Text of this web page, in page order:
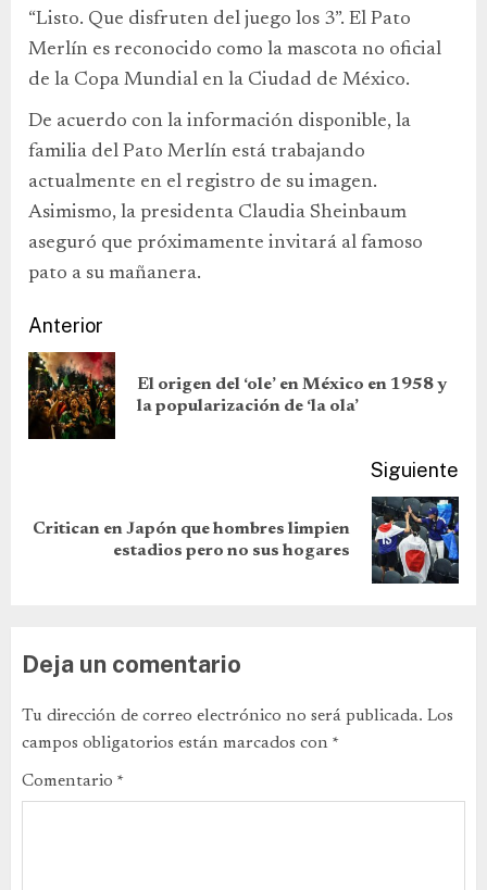
“Listo. Que disfruten del juego los 3”. El Pato
Merlín es reconocido como la mascota no oficial
de la Copa Mundial en la Ciudad de México.
De acuerdo con la información disponible, la
familia del Pato Merlín está trabajando
actualmente en el registro de su imagen.
Asimismo, la presidenta Claudia Sheinbaum
aseguró que próximamente invitará al famoso
pato a su mañanera.
Anterior
El origen del ‘ole’ en México en 1958 y
la popularización de ‘la ola’
Siguiente
Critican en Japón que hombres limpien
estadios pero no sus hogares
Deja un comentario
Tu dirección de correo electrónico no será publicada. Los
campos obligatorios están marcados con *
Comentario *